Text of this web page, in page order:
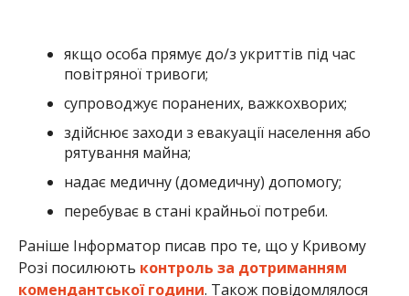
якщо особа прямує до/з укриттів під час
повітряної тривоги;
супроводжує поранених, важкохворих;
здійснює заходи з евакуації населення або
рятування майна;
надає медичну (домедичну) допомогу;
перебуває в стані крайньої потреби.
Раніше Інформатор писав про те, що у Кривому
Розі посилюють контроль за дотриманням
комендантської години. Також повідомлялося